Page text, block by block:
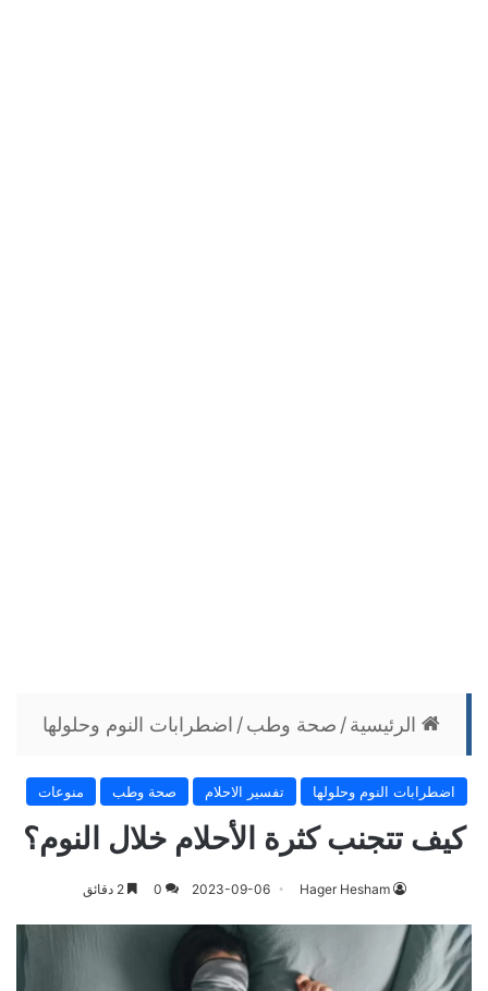
الرئيسية/ صحة وطب/ اضطرابات النوم وحلولها
اضطرابات النوم وحلولها تفسير الاحلام صحة وطب منوعات
كيف تتجنب كثرة الأحلام خلال النوم؟
Hager Hesham
2023-09-06
0 2 دقائق